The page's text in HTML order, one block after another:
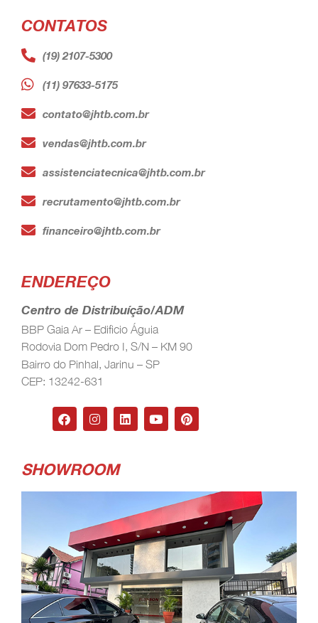
CONTATOS
(19) 2107-5300
(11) 97633-5175
contato@jhtb.com.br
vendas@jhtb.com.br
assistenciatecnica@jhtb.com.br
recrutamento@jhtb.com.br
financeiro@jhtb.com.br
ENDEREÇO
Centro de Distribuíção/ADM
BBP Gaia Ar – Edificio Águia
Rodovia Dom Pedro I, S/N – KM 90
Bairro do Pinhal, Jarinu – SP
CEP: 13242-631
SHOWROOM